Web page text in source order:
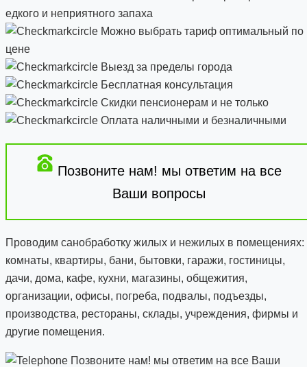
едкого и неприятного запаха
Можно выбрать тариф оптимальный по
цене
Выезд за пределы города
Бесплатная консультация
Скидки пенсионерам и не только
Оплата наличными и безналичными
Позвоните нам! мы ответим на все
Ваши вопросы
Проводим санобработку жилых и нежилых в помещениях:
комнаты, квартиры, бани, бытовки, гаражи, гостиницы,
дачи, дома, кафе, кухни, магазины, общежития,
организации, офисы, погреба, подвалы, подъезды,
производства, рестораны, склады, учреждения, фирмы и
другие помещения.
Позвоните нам! мы ответим на все Ваши